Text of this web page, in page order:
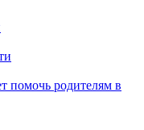
помочь родителям в